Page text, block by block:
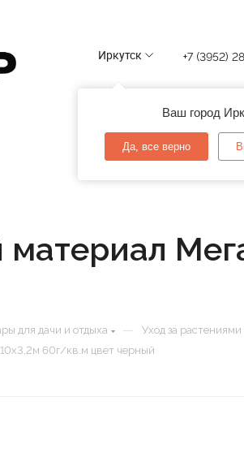
Иркутск
Ваш город
Да, все верно
+7 (3952)
для дачи и отдыха — Уход за растениями
60г/кв.м цвет черный